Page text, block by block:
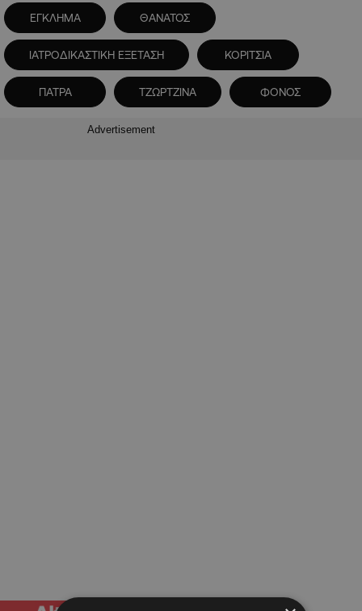
ΕΓΚΛΗΜΑ ΘΑΝΑΤΟΣ
ΙΑΤΡΟΔΙΚΑΣΤΙΚΗ ΕΞΕΤΑΣΗ ΚΟΡΙΤΣΙΑ
ΠΑΤΡΑ ΤΖΩΡΤΖΙΝΑ ΦΟΝΟΣ
Advertisement